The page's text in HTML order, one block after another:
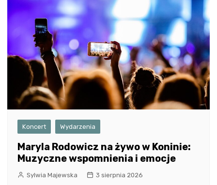
Koncert Wydarzenia
Maryla Rodowicz na żywo w Koninie:
Muzyczne wspomnienia i emocje
Sylwia Majewska 3 sierpnia 2026